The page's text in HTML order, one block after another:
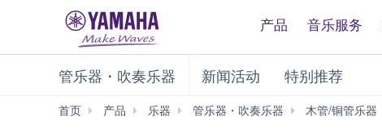
产品 音乐服务
管乐器・吹奏乐器 新闻活动 特别推荐
首页 产品 乐器 管乐器・吹奏乐器 木管/铜管乐器